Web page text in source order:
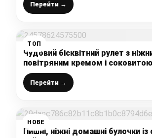
Перейти →
ТОП
Чудовий бісквітний рулет з
повітряним кремом і
ароматною ягодою
Перейти →
НОВЕ
Пишні, ніжні домашні булочки